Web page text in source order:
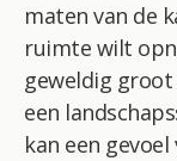
maten van de
ruimte wilt
geweldig
een
kan een